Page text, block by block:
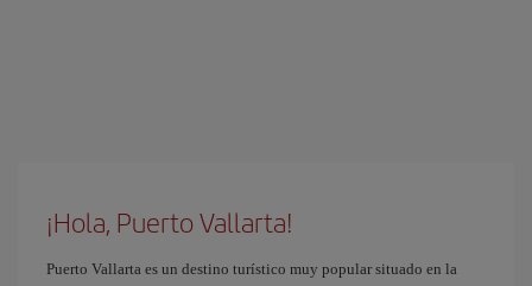
¡Hola, Puerto Vallarta!
Puerto Vallarta es un destino turístico muy popular situado en la